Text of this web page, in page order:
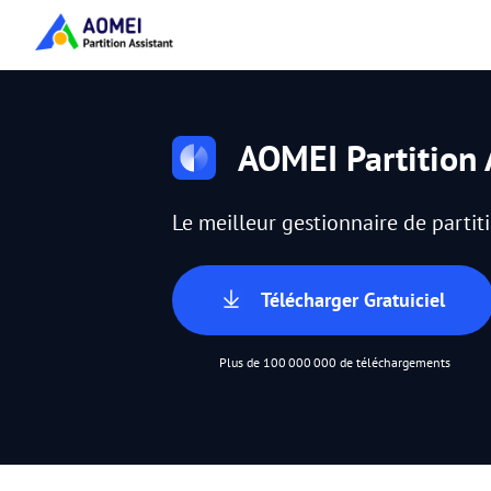
AOMEI Partition
Le meilleur gestionnaire de
Télécharger Gratuiciel
Plus de 100 000 000 de téléchargements